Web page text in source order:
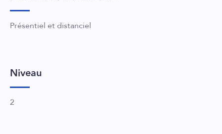
Présentiel et distanciel
Niveau
2